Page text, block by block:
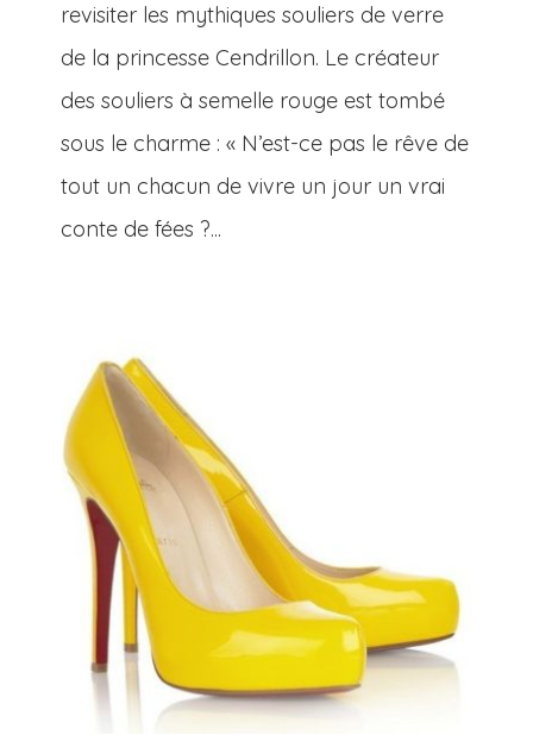
revisiter les mythiques souliers de verre
de la princesse Cendrillon. Le créateur
des souliers à semelle rouge est tombé
sous le charme : « N’est-ce pas le rêve de
tout un chacun de vivre un jour un vrai
conte de fées ?...